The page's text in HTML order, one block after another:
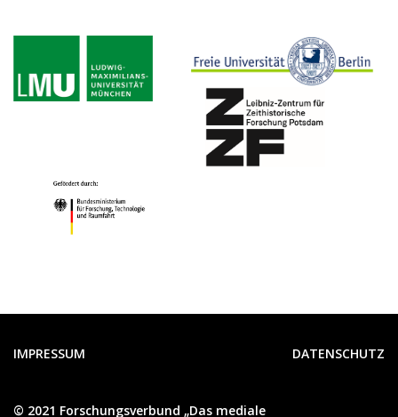
IMPRESSUM DATENSCHUTZ
© 2021 Forschungsverbund „Das mediale